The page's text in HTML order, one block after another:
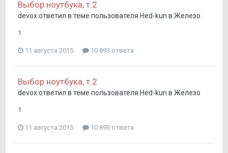
Выбор ноутбука, т.2
devoxответил в теме пользователя Hed-kun в Железо
1
11 августа 2015 10 893 ответа
Выбор ноутбука, т.2
devoxответил в теме пользователя Hed-kun в Железо
1
11 августа 2015 10 893 ответа